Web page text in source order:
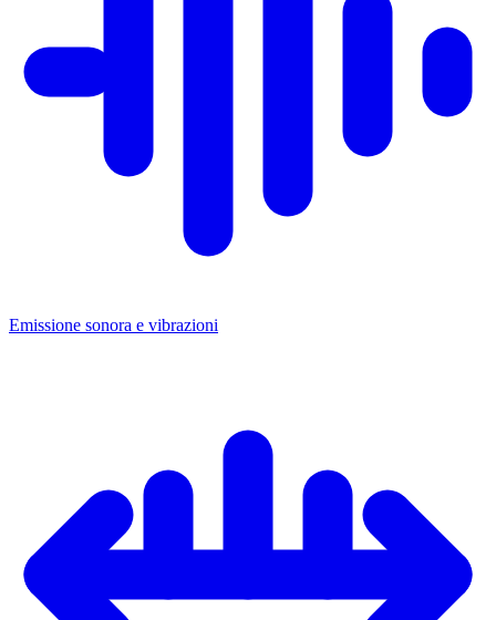
Emissione sonora e vibrazioni